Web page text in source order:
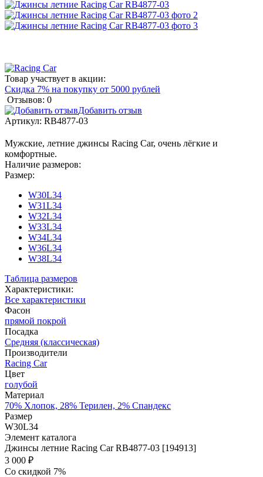
Товар участвует в акции:
Скидка 7% на покупку от 5000 рублей
Отзывов: 0
Добавить отзыв
Артикул: RB4877-03
Мужские, летние джинсы Racing Car, очень лёгкие и
комфортные.
Наличие размеров:
Размер:
W30L34
W31L34
W32L34
W33L34
W34L34
W36L34
W38L34
Таблица размеров
Характеристики:
Все характеристики
Фасон
прямой покрой
Посадка
Средняя (классическая)
Производители
Racing Car
Цвет
голубой
Материал
70% Хлопок, 28% Терилен, 2% Спандекс
Размер
W30L34
Элемент каталога
Джинсы летние Racing Car RB4877-03 [194913]
3 000 ₽
Со скидкой 7%